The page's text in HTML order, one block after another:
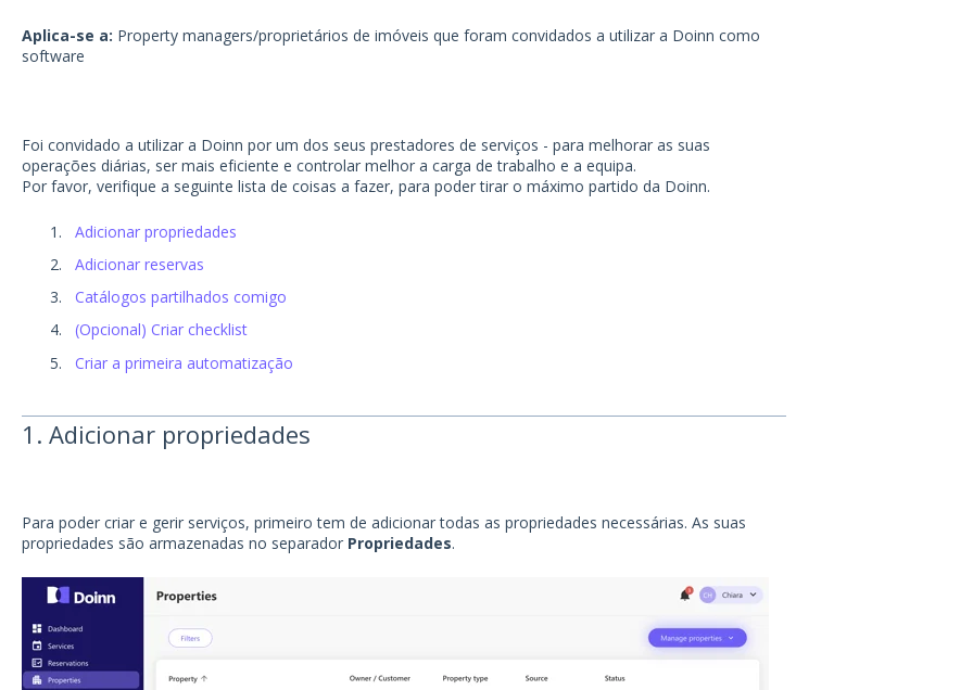
Aplica-se a: Property managers/proprietários de imóveis que foram convidados a utilizar a Doinn como
software
Foi convidado a utilizar a Doinn por um dos seus prestadores de serviços - para melhorar as suas
operações diárias, ser mais eficiente e controlar melhor a carga de trabalho e a equipa.
Por favor, verifique a seguinte lista de coisas a fazer, para poder tirar o máximo partido da Doinn.
Adicionar propriedades
Adicionar reservas
Catálogos partilhados comigo
(Opcional) Criar checklist
Criar a primeira automatização
1. Adicionar propriedades
Para poder criar e gerir serviços, primeiro tem de adicionar todas as propriedades necessárias. As suas
propriedades são armazenadas no separador Propriedades.